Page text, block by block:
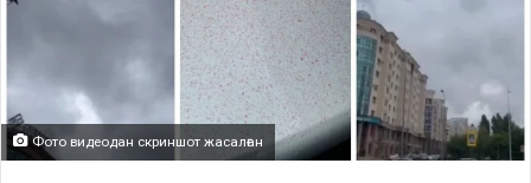
Фото видеодан скриншот жасалған